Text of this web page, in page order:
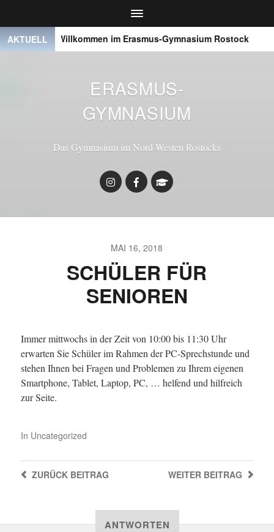
AKTUELLWillkommen im Erasmus-Gymnasium Rostock ● ● ●
ERASMUS-
GYMNASIUM
Das Gymnasium im Nord-Westen Rostocks
MAI 16, 2018
SCHÜLER FÜR
SENIOREN
Immer mittwochs in der Zeit von 10:00 bis 11:30 Uhr
erwarten Sie Schüler im Rahmen der PC-Sprechstunde und
stehen Ihnen bei Fragen und Problemen zu Ihrem eigenen
Smartphone, Tablet, Laptop, PC, … helfend und hilfreich
zur Seite.
In Uncategorized
WEITER BEITRAG
ZURÜCKBEITRAG
ANTWORTEN